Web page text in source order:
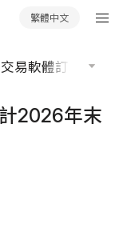
繁體中文
交易軟體訂單流
2026年末